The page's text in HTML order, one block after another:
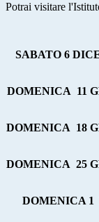
Potrai visitare
SABATO 6
DOMENICA 11
DOMENICA 18
DOMENICA 25
DOMENICA 1